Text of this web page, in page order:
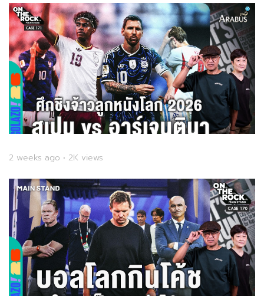
2 weeks ago • 2K views